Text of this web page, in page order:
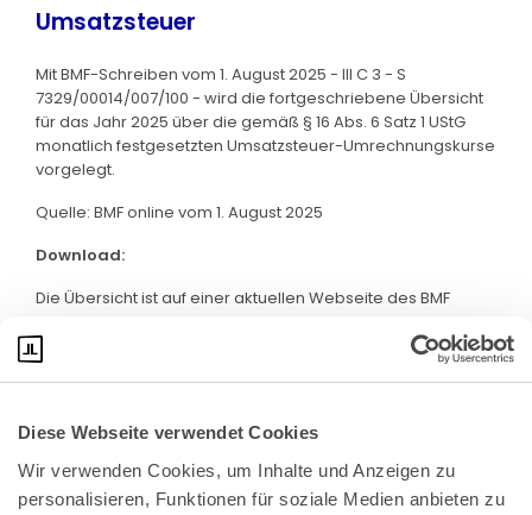
Diese Webseite verwendet Cookies
Wir verwenden Cookies, um Inhalte und Anzeigen zu
personalisieren, Funktionen für soziale Medien anbieten zu
Umsatzsteuer
Mit BMF-Schreiben vom 1. August 2025 - III C 3 - S
7329/00014/007/100 - wird die fortgeschriebene Übersicht
für das Jahr 2025 über die gemäß § 16 Abs. 6 Satz 1 UStG
monatlich festgesetzten Umsatzsteuer-Umrechnungskurse
vorgelegt.
Quelle: BMF online vom 1. August 2025
Download:
Die Übersicht ist auf einer aktuellen Webseite des BMF